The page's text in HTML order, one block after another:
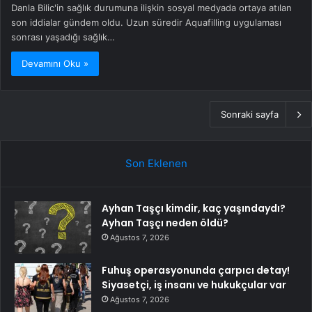
Danla Bilic'in sağlık durumuna ilişkin sosyal medyada ortaya atılan
son iddialar gündem oldu. Uzun süredir Aquafilling uygulaması
sonrası yaşadığı sağlık…
Devamını Oku »
Sonraki sayfa
Son Eklenen
Ayhan Taşçı kimdir, kaç yaşındaydı?
Ayhan Taşçı neden öldü?
Ağustos 7, 2026
Fuhuş operasyonunda çarpıcı detay!
Siyasetçi, iş insanı ve hukukçular var
Ağustos 7, 2026